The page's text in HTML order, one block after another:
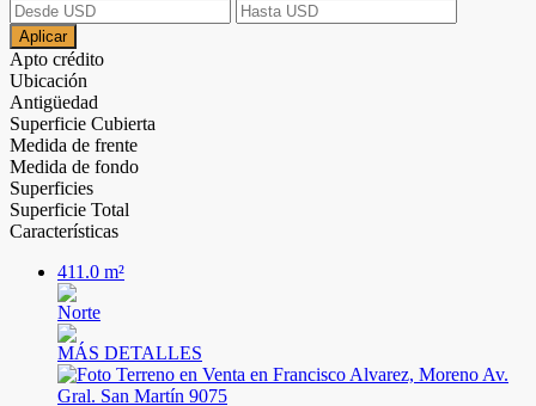
Aplicar
Apto crédito
Ubicación
Antigüedad
Superficie Cubierta
Medida de frente
Medida de fondo
Superficies
Superficie Total
Características
411.0 m²
Norte
MÁS DETALLES